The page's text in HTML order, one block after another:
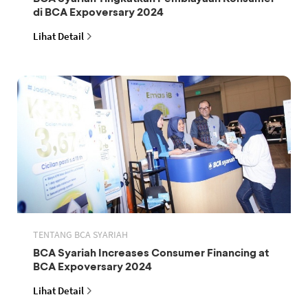
di BCA Expoversary 2024
Lihat Detail
TENTANG BCA SYARIAH
BCA Syariah Increases Consumer Financing at
BCA Expoversary 2024
Lihat Detail